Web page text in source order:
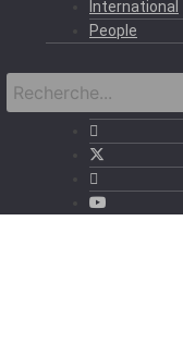
International
People